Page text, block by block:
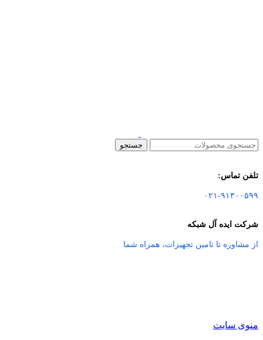
جستجو
تلفن تماس:
۰۲۱-۹۱۳۰۰۵۹۹
شرکت ایده آل شبکه
از مشاوره تا تامین تجهیزات، همراه شما
منوی سایت